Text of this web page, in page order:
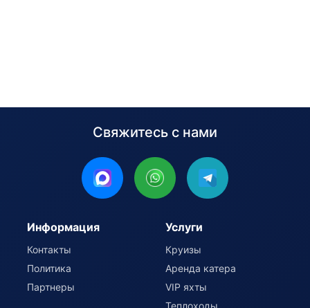
Свяжитесь с нами
Информация
Контакты
Политика
Партнеры
Услуги
Круизы
Аренда катера
VIP яхты